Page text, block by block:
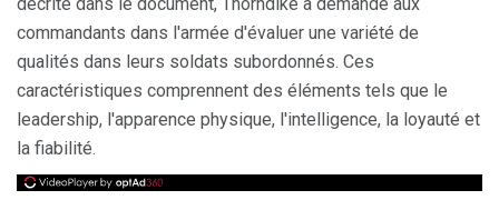
commandants dans l'armée d'évaluer une variété de
qualités dans leurs soldats subordonnés. Ces
caractéristiques comprennent des éléments tels que le
leadership, l'apparence physique, l'intelligence, la loyauté et
la fiabilité.